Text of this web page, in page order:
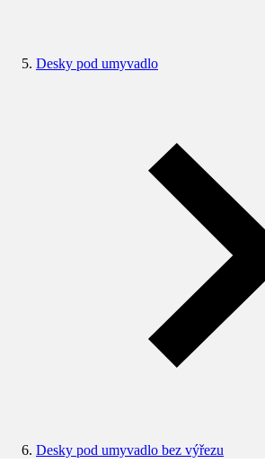
Desky pod umyvadlo
Desky pod umyvadlo bez výřezu